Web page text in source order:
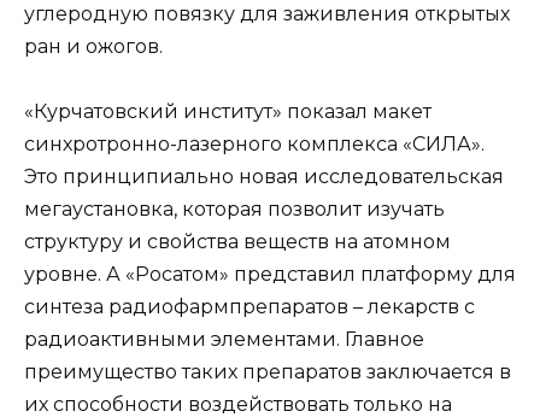
углеродную повязку для заживления открытых
ран и ожогов.
«Курчатовский институт» показал макет
синхротронно-лазерного комплекса «СИЛА».
Это принципиально новая исследовательская
мегаустановка, которая позволит изучать
структуру и свойства веществ на атомном
уровне. А «Росатом» представил платформу для
синтеза радиофармпрепаратов – лекарств с
радиоактивными элементами. Главное
преимущество таких препаратов заключается в
их способности воздействовать только на